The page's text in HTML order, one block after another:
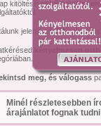
kitöltésével kérhetsz
jelenleg 1474esküvői
meg, és válogass
Minél részletesebben
árajánlatot fognak